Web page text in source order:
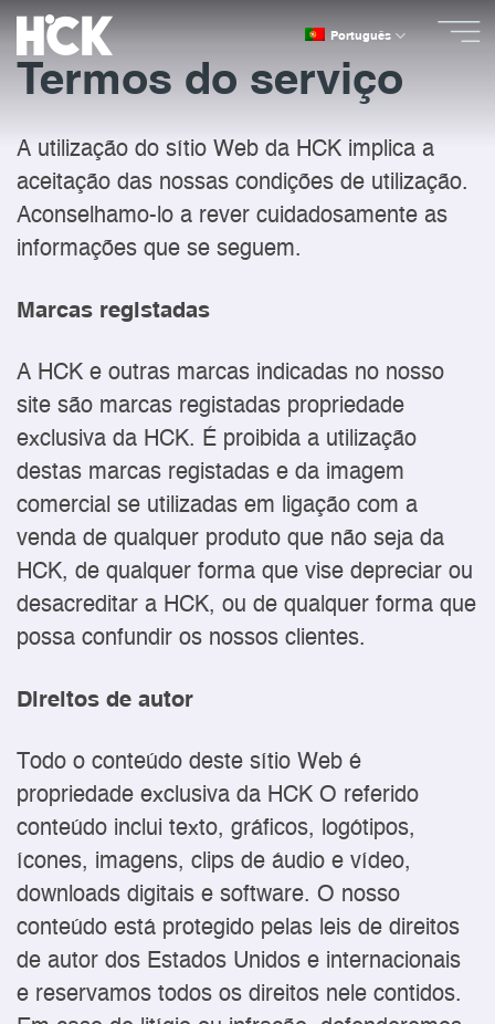
Saltar
para
conteúdo
Português
Termos do serviço
A utilização do sítio Web da HCK implica a
aceitação das nossas condições de utilização.
Aconselhamo-lo a rever cuidadosamente as
informações que se seguem.
Marcas registadas
A HCK e outras marcas indicadas no nosso
site são marcas registadas propriedade
exclusiva da HCK. É proibida a utilização
destas marcas registadas e da imagem
comercial se utilizadas em ligação com a
venda de qualquer produto que não seja da
HCK, de qualquer forma que vise depreciar ou
desacreditar a HCK, ou de qualquer forma que
possa confundir os nossos clientes.
Direitos de autor
Todo o conteúdo deste sítio Web é
propriedade exclusiva da HCK O referido
conteúdo inclui texto, gráficos, logótipos,
ícones, imagens, clips de áudio e vídeo,
downloads digitais e software. O nosso
conteúdo está protegido pelas leis de direitos
de autor dos Estados Unidos e internacionais
e reservamos todos os direitos nele contidos.